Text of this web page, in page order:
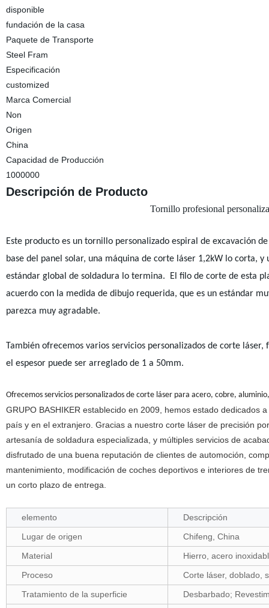
disponible
fundación de la casa
Paquete de Transporte
Steel Fram
Especificación
customized
Marca Comercial
Non
Origen
China
Capacidad de Producción
1000000
Descripción de Producto
Tornillo profesional
Este producto es un tornillo personalizado espiral de excavación
base del panel solar, una máquina de corte láser 1,2kW lo corta,
estándar global de soldadura lo termina. El filo de corte de esta
acuerdo con la medida de dibujo requerida, que es un estándar
parezca muy agradable.
También ofrecemos varios servicios personalizados de corte
el espesor puede ser arreglado de 1 a 50mm.
Ofrecemos servicios personalizados de corte láser para acero, cobre,
GRUPO BASHIKER establecido en 2009, hemos estado
país y en el extranjero. Gracias a nuestro corte láser de precisión
artesanía de soldadura especializada, y múltiples servicios de
disfrutado de una buena reputación de clientes de automoción,
mantenimiento, modificación de coches deportivos e interiores de
un corto plazo de entrega.
elemento
Descripción
Lugar de origen
Chifeng, China
Material
Hierro, acero
Proceso
Corte láser, doblado,
Tratamiento de la superficie
Desbarbado;